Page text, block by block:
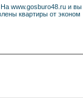
www.gosburo48.ru и вы
квартиры от эконом